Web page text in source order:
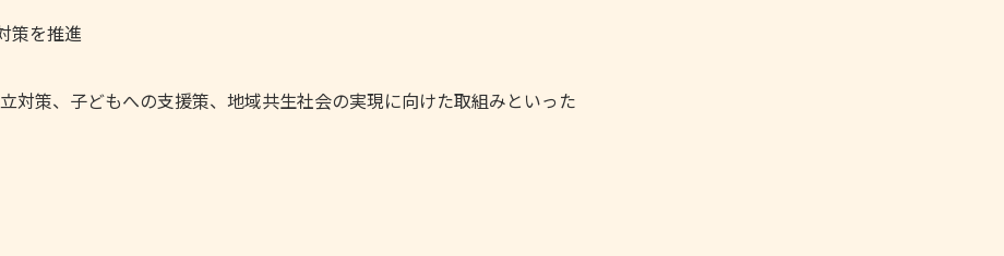
策を推進
対策、子どもへの支援策、地域共生社会の実現に向けた取組みといった